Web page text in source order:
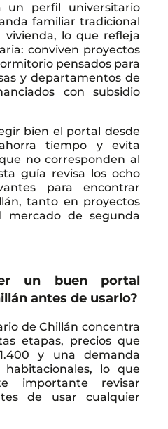
un perfil universitario
familiar tradicional
lo que refleja
conviven proyectos
pensados para
y departamentos de
con subsidio
bien el portal desde
tiempo y evita
no corresponden al
guía revisa los ocho
para encontrar
tanto en proyectos
mercado de segunda
un buen portal
antes de usarlo?
de Chillán concentra
etapas, precios que
y una demanda
lo que
importante revisar
de usar cualquier